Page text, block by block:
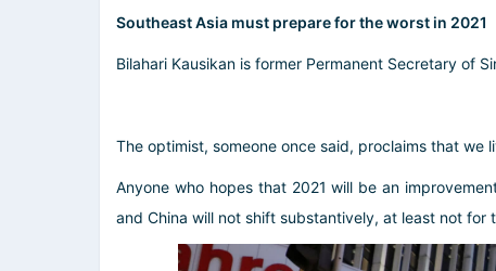
Southeast Asia must prepare for the worst in 2021
Bilahari Kausikan is former Permanent Secretary of
The optimist, someone once said, proclaims that we
Anyone who hopes that 2021 will be an
and China will not shift substantively, at least not